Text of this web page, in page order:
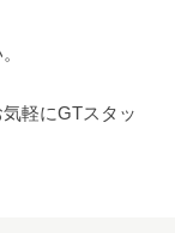
軽にGTスタッ